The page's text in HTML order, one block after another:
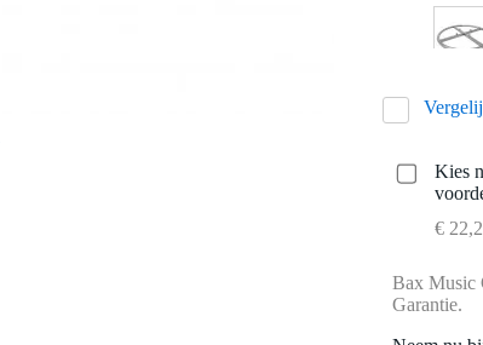
Kies
€
Bax Music
Garantie.